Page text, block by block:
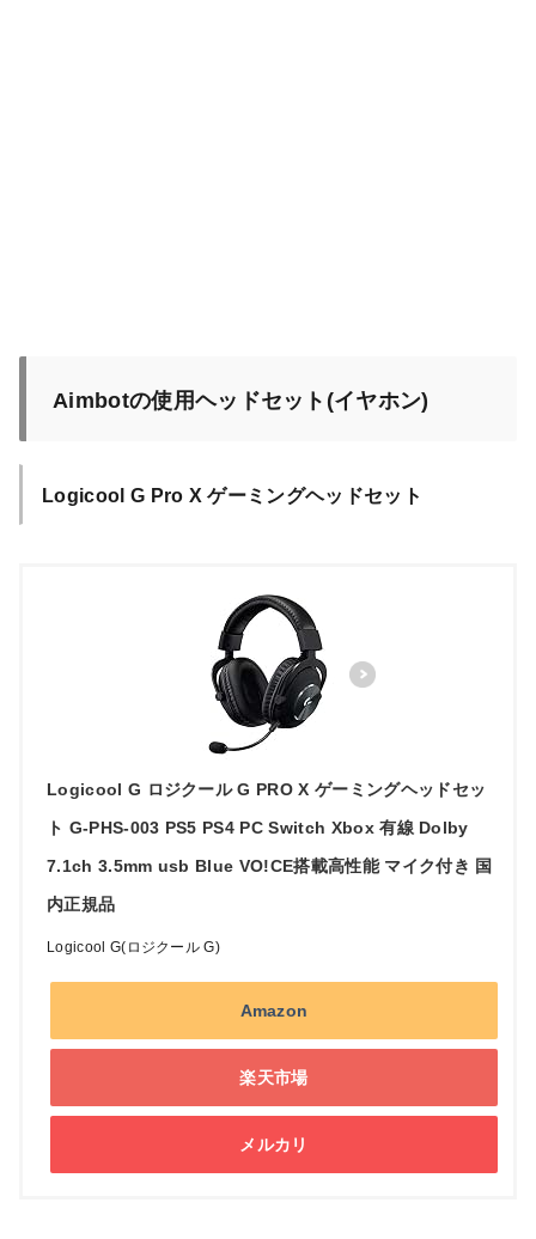
Aimbotの使用ヘッドセット(イヤホン)
Logicool G Pro X ゲーミングヘッドセット
Logicool G ロジクール G PRO X ゲーミングヘッドセッ
ト G-PHS-003 PS5 PS4 PC Switch Xbox 有線 Dolby
7.1ch 3.5mm usb Blue VO!CE搭載高性能 マイク付き 国
内正規品
Logicool G(ロジクール G)
Amazon
楽天市場
メルカリ